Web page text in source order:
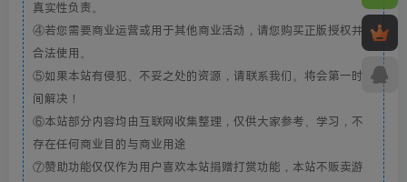
真实性负责。
④若您需要商业运营或用于其他商业活动，请您购买正版授权并
合法使用。
⑤如果本站有侵犯、不妥之处的资源，请联系我们。将会第一时
间解决！
⑥本站部分内容均由互联网收集整理，仅供大家参考、学习，不
存在任何商业目的与商业用途
⑦赞助功能仅仅作为用户喜欢本站捐赠打赏功能，本站不贩卖游